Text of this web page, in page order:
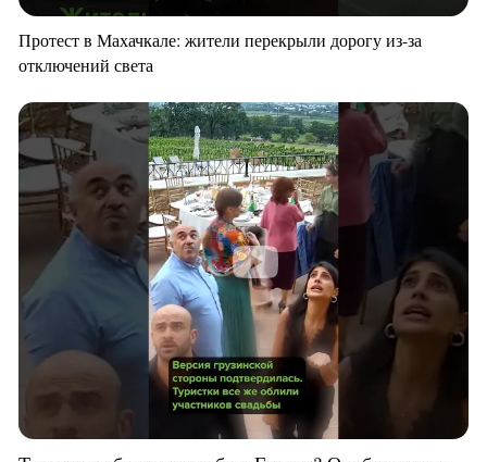
Протест в Махачкале: жители перекрыли дорогу из-за
отключений света